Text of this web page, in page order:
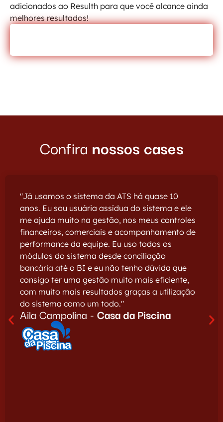
adicionados ao Resulth para que você alcance ainda
melhores resultados!
Confira nossos cases
"Já usamos o sistema da ATS há quase 10
anos. Eu sou usuária assídua do sistema e ele
me ajuda muito na gestão, nos meus controles
financeiros, comerciais e acompanhamento de
performance da equipe. Eu uso todos os
módulos do sistema desde conciliação
bancária até o BI e eu não tenho dúvida que
consigo ter uma gestão muito mais eficiente,
com muito mais resultados graças a utilização
do sistema como um todo."
Aila Campolina - Casa da Piscina